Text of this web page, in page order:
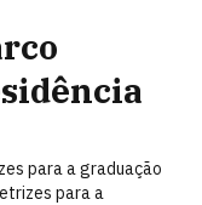
para a graduação
para a